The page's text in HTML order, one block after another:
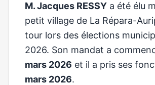
M. Jacques RESSY a été élu
petit village de La Répara-
tour lors des élections
2026. Son mandat a
mars 2026 et il a pris ses
mars 2026.